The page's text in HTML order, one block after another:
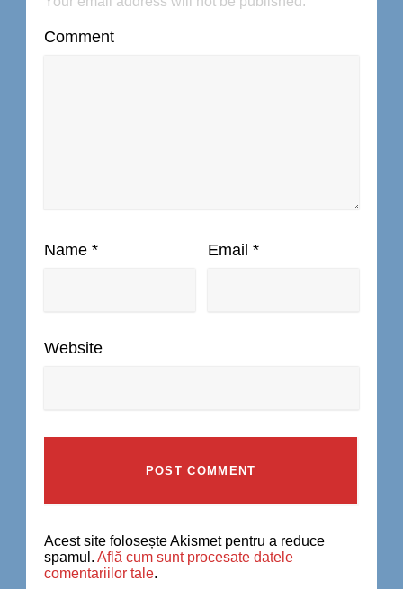
Comment
Name * Email *
Website
Acest site folosește Akismet pentru a reduce
spamul. Află cum sunt procesate datele
comentariilor tale.